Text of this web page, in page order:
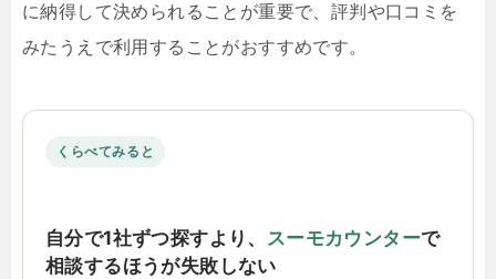
に納得して決められることが重要で、評判や口コミを
みたうえで利用することがおすすめです。
くらべてみると
自分で1社ずつ探すより、 スーモカウンターで
相談するほうが失敗しない